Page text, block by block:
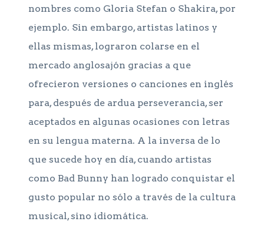
nombres como Gloria Stefan o Shakira, por
ejemplo. Sin embargo, artistas latinos y
ellas mismas, lograron colarse en el
mercado anglosajón gracias a que
ofrecieron versiones o canciones en inglés
para, después de ardua perseverancia, ser
aceptados en algunas ocasiones con letras
en su lengua materna. A la inversa de lo
que sucede hoy en día, cuando artistas
como Bad Bunny han logrado conquistar el
gusto popular no sólo a través de la cultura
musical, sino idiomática.